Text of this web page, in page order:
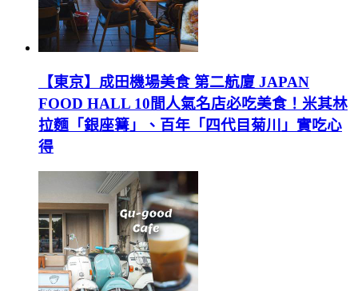
【東京】成田機場美食 第二航廈 JAPAN
FOOD HALL 10間人氣名店必吃美食！米其林
拉麵「銀座篝」、百年「四代目菊川」實吃心
得